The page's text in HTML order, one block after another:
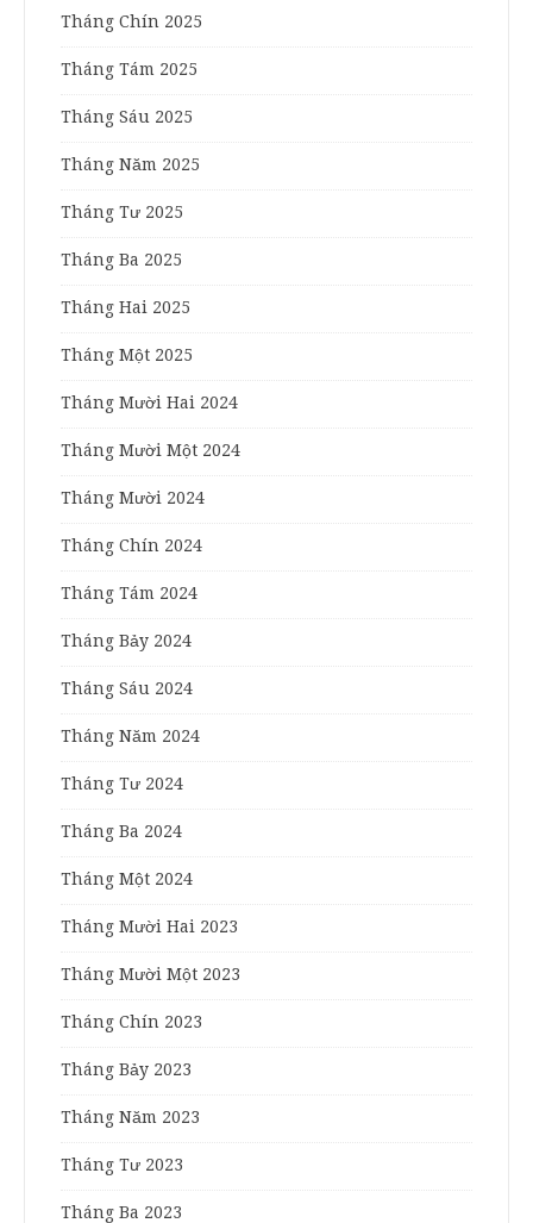
Tháng Chín 2025
Tháng Tám 2025
Tháng Sáu 2025
Tháng Năm 2025
Tháng Tư 2025
Tháng Ba 2025
Tháng Hai 2025
Tháng Một 2025
Tháng Mười Hai 2024
Tháng Mười Một 2024
Tháng Mười 2024
Tháng Chín 2024
Tháng Tám 2024
Tháng Bảy 2024
Tháng Sáu 2024
Tháng Năm 2024
Tháng Tư 2024
Tháng Ba 2024
Tháng Một 2024
Tháng Mười Hai 2023
Tháng Mười Một 2023
Tháng Chín 2023
Tháng Bảy 2023
Tháng Năm 2023
Tháng Tư 2023
Tháng Ba 2023